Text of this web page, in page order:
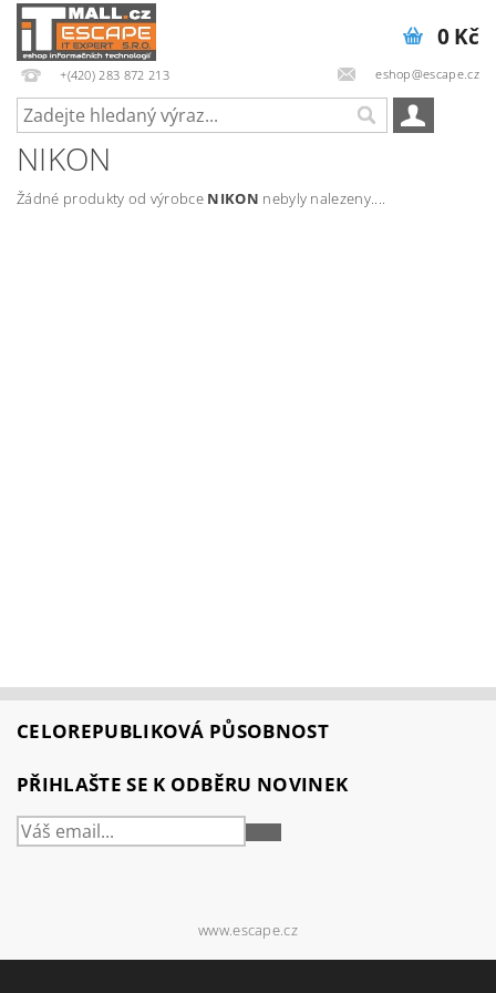
+(420) 283 872 213 eshop@escape.cz
0 Kč
NIKON
Žádné produkty od výrobce NIKON nebyly nalezeny....
CELOREPUBLIKOVÁ PŮSOBNOST
PŘIHLAŠTE SE K ODBĚRU NOVINEK
PŘIHLÁSIT
www.escape.cz